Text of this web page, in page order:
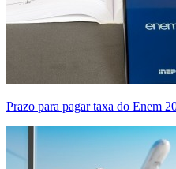
Prazo para pagar taxa do Enem